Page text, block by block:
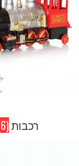
רכבות(6)